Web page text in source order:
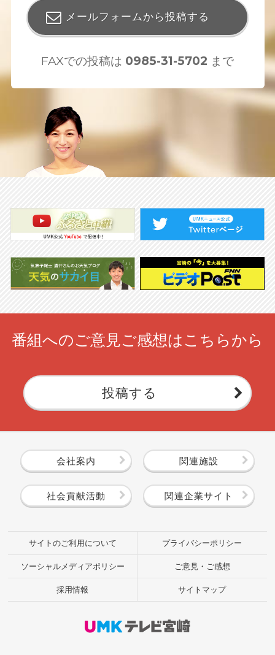
メールフォームから投稿する
FAXでの投稿は 0985-31-5702 まで
番組へのご意見ご感想はこちらから
投稿する
会社案内 関連施設
社会貢献活動 関連企業サイト
サイトのご利用について プライバシーポリシー
ソーシャルメディアポリシー ご意見・ご感想
採用情報 サイトマップ